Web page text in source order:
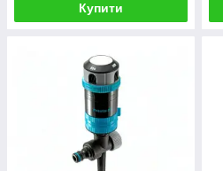
Надаємо вигідні
Купити